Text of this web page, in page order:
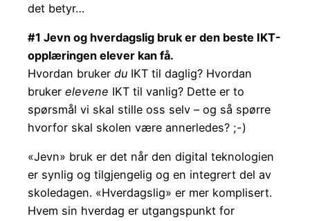
det betyr…
#1 Jevn og hverdagslig bruk er den beste IKT-
opplæringen elever kan få.
Hvordan bruker du IKT til daglig? Hvordan
bruker elevene IKT til vanlig? Dette er to
spørsmål vi skal stille oss selv – og så spørre
hvorfor skal skolen være annerledes? ;-)
«Jevn» bruk er det når den digital teknologien
er synlig og tilgjengelig og en integrert del av
skoledagen. «Hverdagslig» er mer komplisert.
Hvem sin hverdag er utgangspunkt for